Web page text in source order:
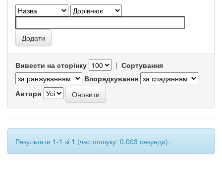
Вивести на сторінку | Сортування
Впорядкування
Автори
Результати 1-1 зі 1 (час пошуку: 0.003 секунди).